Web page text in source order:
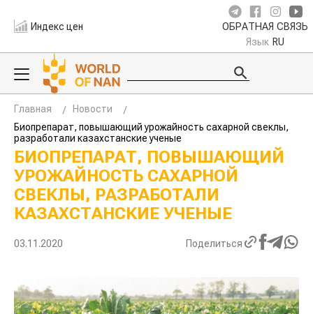
Индекс цен ОБРАТНАЯ СВЯЗЬ
Язык RU
Главная
Новости
Биопрепарат, повышающий урожайность сахарной свеклы,
разработали казахстанские ученые
БИОПРЕПАРАТ, ПОВЫШАЮЩИЙ
УРОЖАЙНОСТЬ САХАРНОЙ
СВЕКЛЫ, РАЗРАБОТАЛИ
КАЗАХСТАНСКИЕ УЧЕНЫЕ
03.11.2020 Поделиться